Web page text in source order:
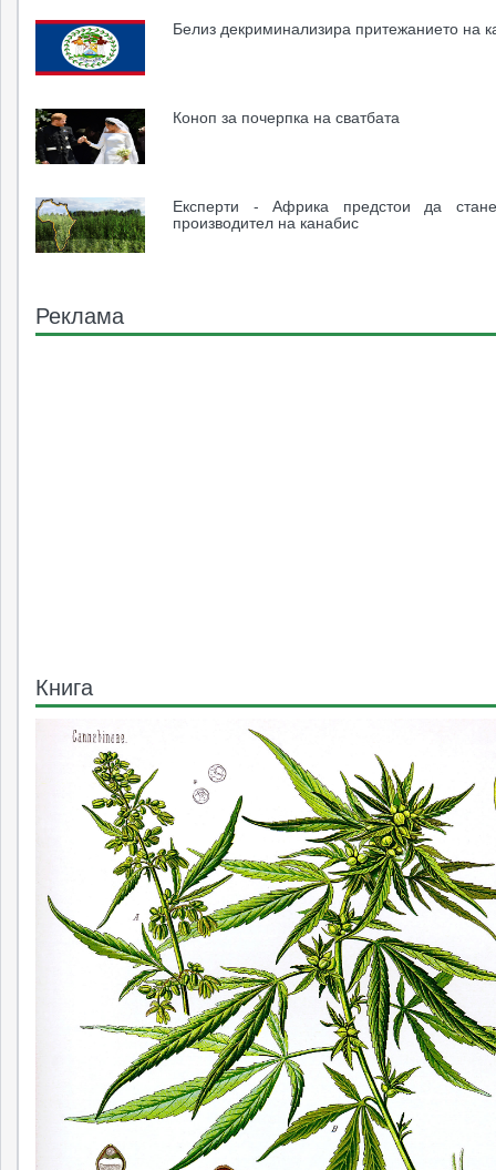
Белиз декриминализира притежанието на
Коноп за почерпка на сватбата
Експерти - Африка предстои да
производител на канабис
Реклама
Книга